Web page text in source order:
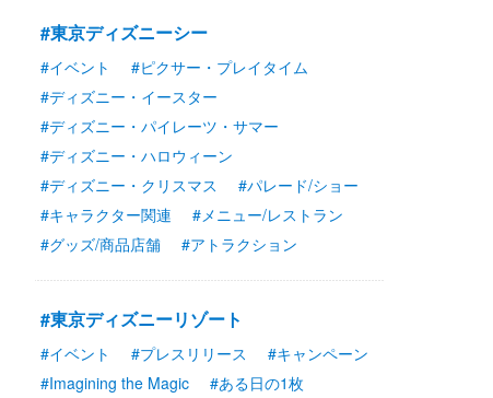
#東京ディズニーシー
#イベント
#ピクサー・プレイタイム
#ディズニー・イースター
#ディズニー・パイレーツ・サマー
#ディズニー・ハロウィーン
#ディズニー・クリスマス
#パレード/ショー
#キャラクター関連
#メニュー/レストラン
#グッズ/商品店舗
#アトラクション
#東京ディズニーリゾート
#イベント #プレスリリース
#キャンペーン
#Imagining the Magic
#ある日の1枚